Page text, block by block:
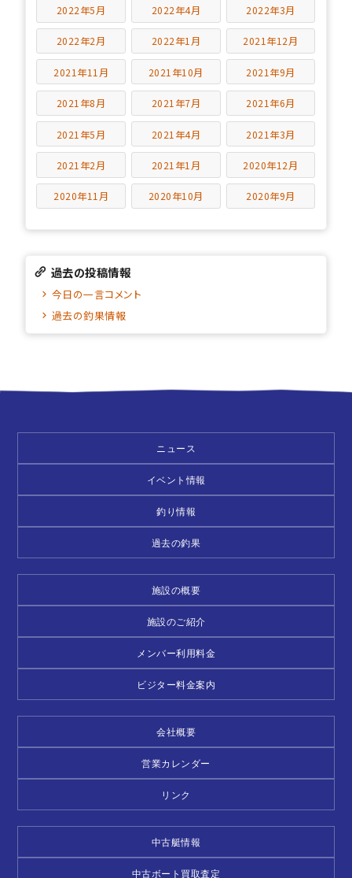
2022年5月 2022年4月 2022年3月
2022年2月 2022年1月 2021年12月
2021年11月 2021年10月 2021年9月
2021年8月 2021年7月 2021年6月
2021年5月 2021年4月 2021年3月
2021年2月 2021年1月 2020年12月
2020年11月 2020年10月 2020年9月
過去の投稿情報
今日の一言コメント
過去の釣果情報
ニュース
イベント情報
釣り情報
過去の釣果
施設の概要
施設のご紹介
メンバー利用料金
ビジター料金案内
会社概要
営業カレンダー
リンク
中古艇情報
中古ボート買取査定